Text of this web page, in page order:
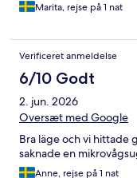
Marita, rejse på 1 nat
Verificeret anmeldelse
6/10 Godt
2. jun. 2026
Oversæt med Google
Bra läge och vi hittade
saknade en
Anne, rejse på 1 nat